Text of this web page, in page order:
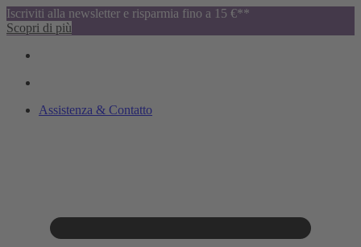
Iscriviti alla newsletter e risparmia fino a 15 €**
Scopri di più
Assistenza & Contatto